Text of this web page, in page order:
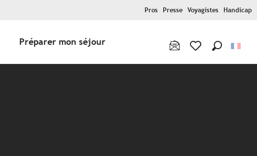
Pros Presse Voyagistes Handicap
Préparer mon séjour